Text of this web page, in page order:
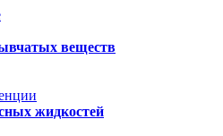
веществ
жидкостей